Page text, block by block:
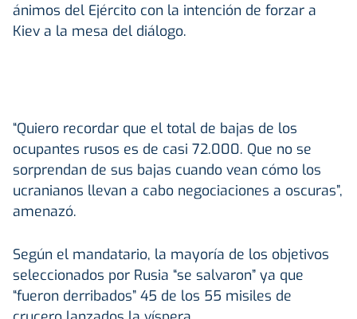
ánimos del Ejército con la intención de forzar a
Kiev a la mesa del diálogo.
“Quiero recordar que el total de bajas de los
ocupantes rusos es de casi 72.000. Que no se
sorprendan de sus bajas cuando vean cómo los
ucranianos llevan a cabo negociaciones a oscuras”,
amenazó.
Según el mandatario, la mayoría de los objetivos
seleccionados por Rusia “se salvaron” ya que
“fueron derribados” 45 de los 55 misiles de